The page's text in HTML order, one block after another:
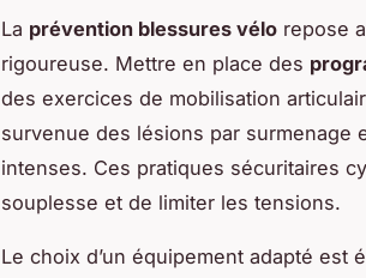
La prévention blessures vélo repose
rigoureuse. Mettre en place des
des exercices de mobilisation
survenue des lésions par surmenage
intenses. Ces pratiques sécuritaires
souplesse et de limiter les tensions.
Le choix d’un équipement adapté est